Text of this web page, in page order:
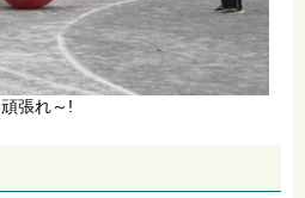
頑張れ～!